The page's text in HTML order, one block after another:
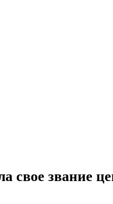
свое звание